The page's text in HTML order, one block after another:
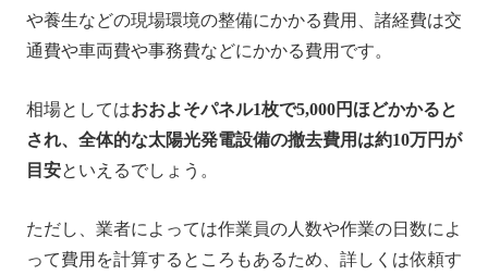
や養生などの現場環境の整備にかかる費用、諸経費は交
通費や車両費や事務費などにかかる費用です。
相場としてはおおよそパネル1枚で5,000円ほどかかると
され、全体的な太陽光発電設備の撤去費用は約10万円が
目安といえるでしょう。
ただし、業者によっては作業員の人数や作業の日数によ
って費用を計算するところもあるため、詳しくは依頼す